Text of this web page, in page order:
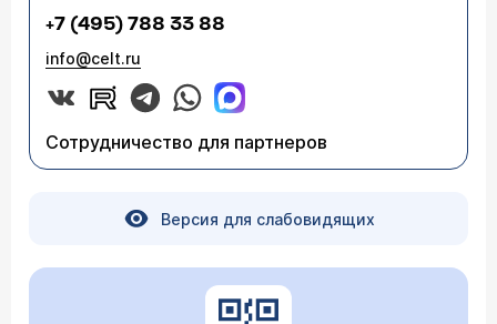
+7 (495) 788 33 88
info@celt.ru
Сотрудничество для партнеров
Версия для слабовидящих